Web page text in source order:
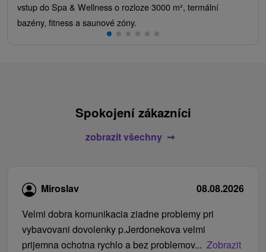
vstup do Spa & Wellness o rozloze 3000 m², termální
bazény, fitness a saunové zóny.
Spokojení zákazníci
zobrazit všechny
Miroslav
08.08.2026
Velmi dobra komunikacia ziadne problemy pri
vybavovani dovolenky p.Jerdonekova velmi
prijemna ochotna rychlo a bez problemov... Zobrazit